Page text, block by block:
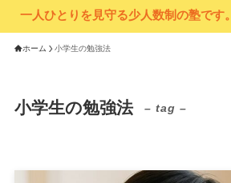
一人ひとりを見守る少人数制の塾です。
ホーム 小学生の勉強法
小学生の勉強法 – tag –